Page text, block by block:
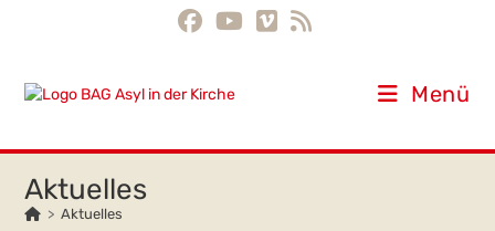
Menü
Aktuelles
> Aktuelles